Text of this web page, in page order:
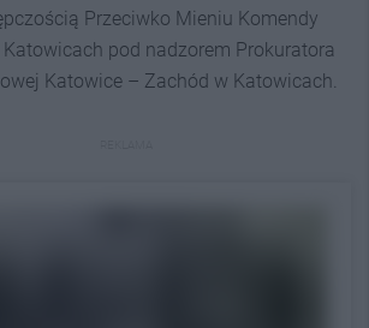
Przeciwko Mieniu Komendy
pod nadzorem Prokuratora
Katowice – Zachód w Katowicach.